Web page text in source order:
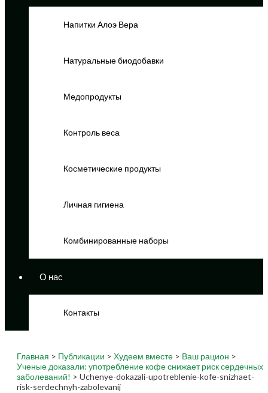
Напитки Алоэ Вера
Натуральные биодобавки
Медопродукты
Контроль веса
Косметические продукты
Личная гигиена
Комбинированные наборы
О нас
Контакты
Главная > Публикации > Худеем вместе > Ваш рацион >
Ученые доказали: употребление кофе снижает риск сердечных
заболеваний! > Uchenye-dokazali-upotreblenie-kofe-snizhaet-
risk-serdechnyh-zabolevanij